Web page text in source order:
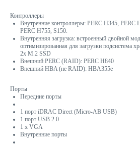
Контроллеры
Внутренние контроллеры: PERC H345,
PERC H755, S150.
Внутренняя загрузка: встроенный двойной
оптимизированная для загрузки подсистема
2x M.2 SSD
Внешний PERC (RAID): PERC H840
Внешний HBA (не RAID): HBA355e
Порты
Передние порты
1 порт iDRAC Direct (Micro-AB USB)
1 порт USB 2.0
1 x VGA
Внутренние порты